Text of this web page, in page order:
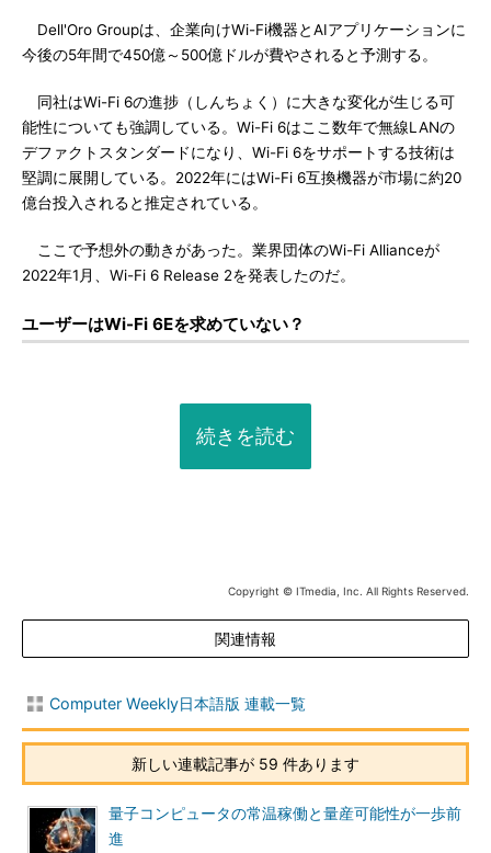
Dell'Oro Groupは、企業向けWi-Fi機器とAIアプリケーションに
今後の5年間で450億～500億ドルが費やされると予測する。
同社はWi-Fi 6の進捗（しんちょく）に大きな変化が生じる可
能性についても強調している。Wi-Fi 6はここ数年で無線LANの
デファクトスタンダードになり、Wi-Fi 6をサポートする技術は
堅調に展開している。2022年にはWi-Fi 6互換機器が市場に約20
億台投入されると推定されている。
ここで予想外の動きがあった。業界団体のWi-Fi Allianceが
2022年1月、Wi-Fi 6 Release 2を発表したのだ。
ユーザーはWi-Fi 6Eを求めていない？
続きを読む
Copyright © ITmedia, Inc. All Rights Reserved.
関連情報
Computer Weekly日本語版 連載一覧
新しい連載記事が 59 件あります
量子コンピュータの常温稼働と量産可能性が一歩前
進